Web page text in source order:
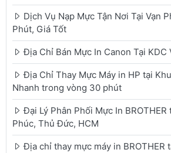
Dịch Vụ Nạp Mực Tận Nơi Tại Vạn
Phút, Giá Tốt
Địa Chỉ Bán Mực In Canon Tại KDC
Địa Chỉ Thay Mực Máy in HP tại
Nhanh trong vòng 30 phút
Đại Lý Phân Phối Mực In BROTHER
Phúc, Thủ Đức, HCM
Địa chỉ thay mực máy in BROTHER